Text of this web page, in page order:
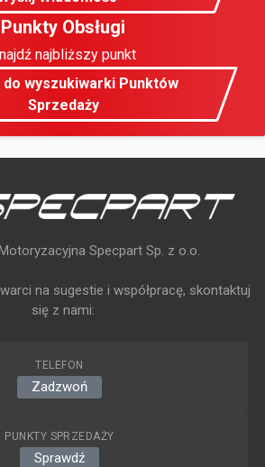
Punkty Obsługi
najbliższy punkt
do wyszukiwarki Punktów
Sprzedaży
Specpart Sp. z o.o.
na sugestie i współpracę, skontaktuj
się z nami:
TELEFON
Zadzwoń
PUNKTY SPRZEDAŻY
Sprawdź